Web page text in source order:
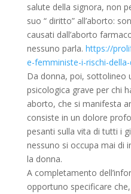
salute della signora, non
suo “ diritto” all’aborto:
causati dall’aborto
nessuno parla. https://
e-femministe-i-rischi-
Da donna, poi, sottolineo
psicologica grave per chi
aborto, che si manifesta
consiste in un dolore
pesanti sulla vita di tutti i
nessuno si occupa mai di
la donna.
A completamento
opportuno specificare